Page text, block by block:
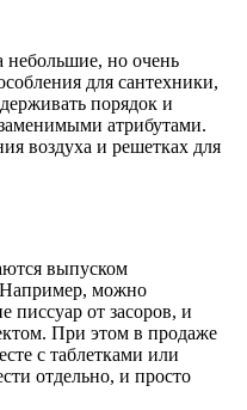
небольшие, но очень
для сантехники,
порядок и
атрибутами.
воздуха и решетках для
выпуском
можно
от засоров, и
При этом в продаже
с таблетками или
отдельно, и просто